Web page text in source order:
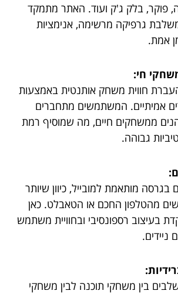
פוקר, בלק ג'ק ועוד. האתר מתמקד
גרפיקה מרשימה, אנימציות
אמת.
חי:
חווית משחק אותנטית באמצעות
אמיתיים. המשתמשים מתחברים
ממשחקים חיים, מה שמוסיף רמת
גבוהה.
מותאמת למובייל, כיוון שיותר
מהטלפון החכם או הטאבלט. כאן
בעיצוב רספונסיבי ובחוויית משתמש
ניידים.
בין משחקי תוכנה לבין משחקי